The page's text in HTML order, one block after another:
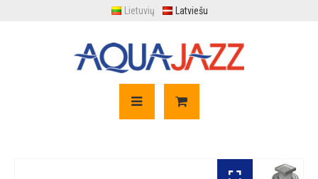
Lietuvių Latviešu